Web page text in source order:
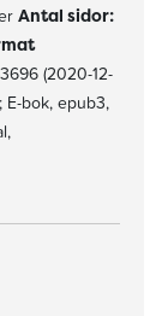
Antal sidor:
(2020-12-
E-bok, epub3,